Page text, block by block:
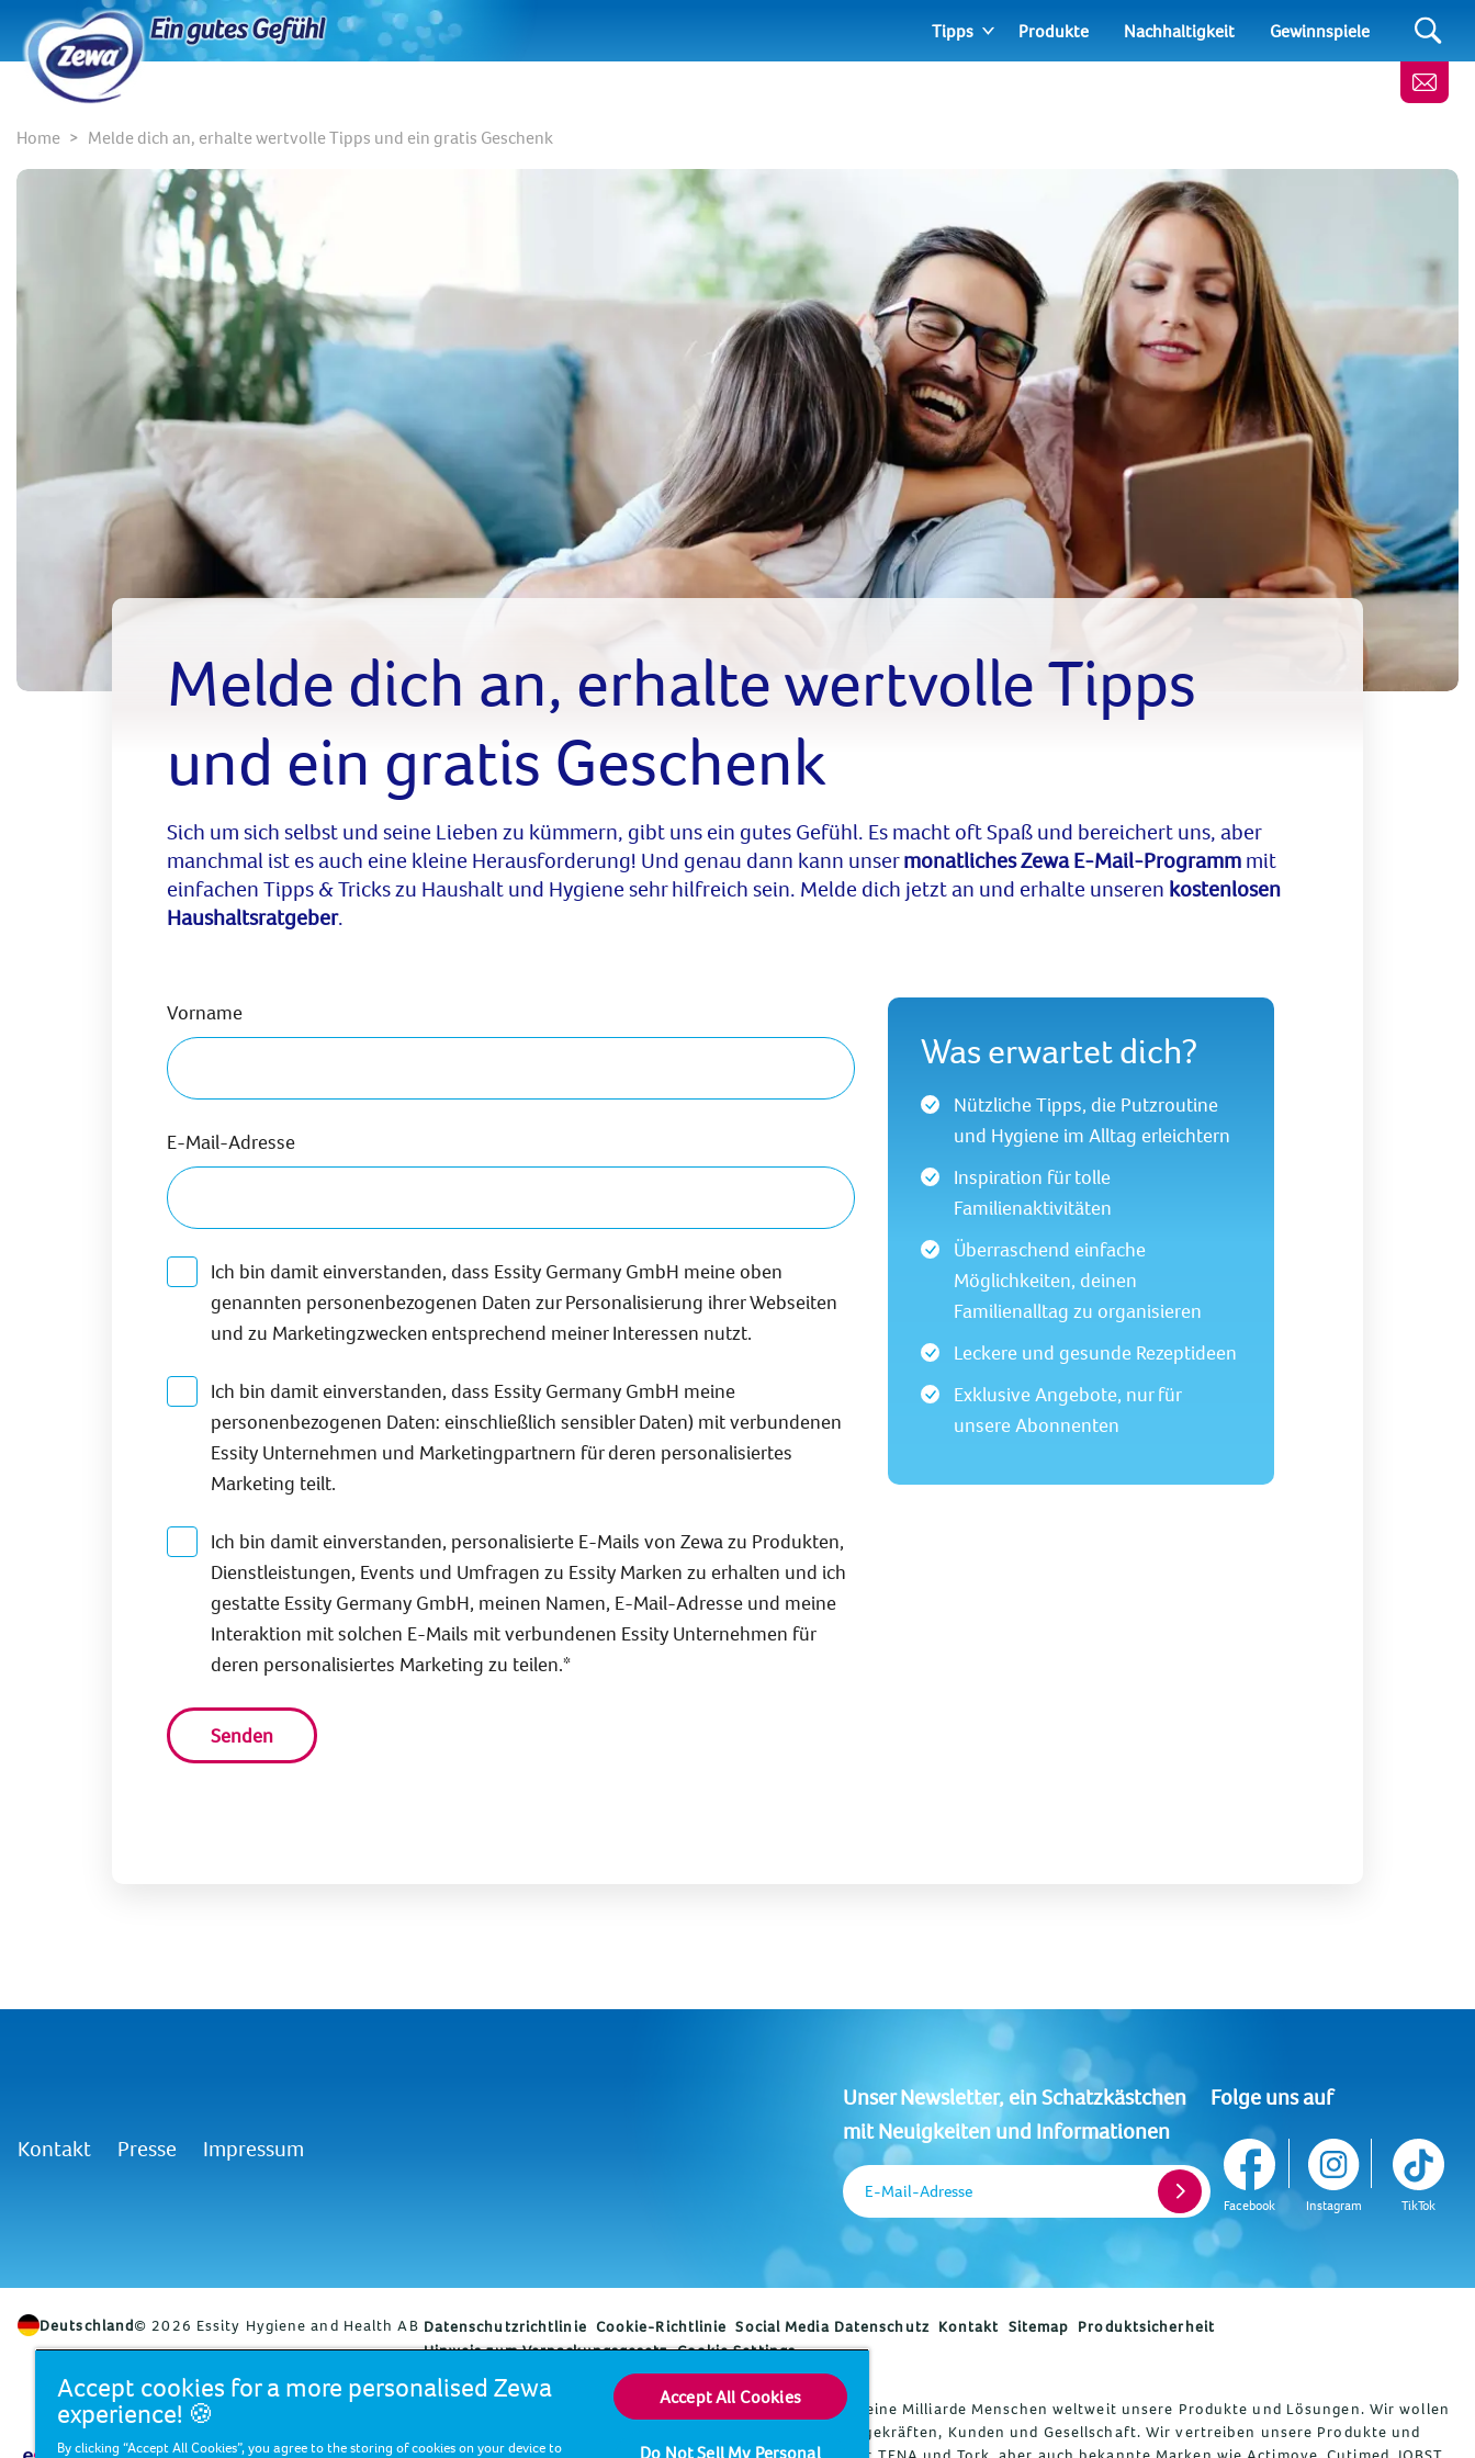
Tipps Produkte Nachhaltigkeit Gewinnspiele
Home Melde dich an, erhalte wertvolle Tipps und ein gratis Geschenk
Melde dich an, erhalte wertvolle Tipps
und ein gratis Geschenk
Sich um sich selbst und seine Lieben zu kümmern, gibt uns ein gutes Gefühl. Es macht oft Spaß und bereichert uns, aber
manchmal ist es auch eine kleine Herausforderung! Und genau dann kann unsermonatliches Zewa E-Mail-Programm mit
einfachen Tipps & Tricks zu Haushalt und Hygiene sehr hilfreich sein. Melde dich jetzt an und erhalte unseren kostenlosen
Haushaltsratgeber.
Vorname
E-Mail-Adresse
Ich bin damit einverstanden, dass Essity Germany GmbH meine oben
genannten personenbezogenen Daten zur Personalisierung ihrer Webseiten
und zu Marketingzweckenentsprechend meiner Interessen nutzt.
Ich bin damit einverstanden, dass Essity Germany GmbH meine
personenbezogenen Daten: einschließlich sensibler Daten) mit verbundenen
Essity Unternehmen und Marketingpartnern für deren personalisiertes
Marketing teilt.
Ich bin damit einverstanden, personalisierte E-Mails von Zewa zu Produkten,
Dienstleistungen, Events und Umfragen zu Essity Marken zu erhalten und ich
gestatte Essity Germany GmbH, meinen Namen, E-Mail-Adresse und meine
Interaktion mit solchen E-Mails mit verbundenen Essity Unternehmen für
deren personalisiertes Marketing zu teilen.*
Senden
Was erwartet dich?
Nützliche Tipps, die Putzroutine
und Hygiene im Alltag erleichtern
Inspiration für tolle
Familienaktivitäten
Überraschend einfache
Möglichkeiten, deinen
Familienalltag zu organisieren
Leckere und gesunde Rezeptideen
Exklusive Angebote, nur für
unsere Abonnenten
Kontakt Presse Impressum
Unser Newsletter, ein Schatzkästchen
mit Neuigkeiten und Informationen
E-Mail-Adresse
Folge uns auf
Facebook Instagram TikTok
Deutschland© 2026 Essity Hygiene and Health AB Datenschutzrichtlinie Cookie-Richtlinie Social Media Datenschutz Kontakt Sitemap Produktsicherheit
Hinweis zum Verpackungsgesetz Cookie Settings
Essity ist ein global führendes Hygiene- und Gesundheitsunternehmen. Jeden Tag nutzen eine Milliarde Menschen weltweit unsere Produkte und Lösungen. Wir wollen
Grenzen überwinden - für mehr Wohlbefinden bei Verbraucher*innen, Patient*innen, Pflegekräften, Kunden und Gesellschaft. Wir vertreiben unsere Produkte und
Accept cookies for a more personalised Zewa
experience! 🍪
By clicking “Accept All Cookies”, you agree to the storing of cookies on your device to
Accept All Cookies
Do Not Sell My Personal